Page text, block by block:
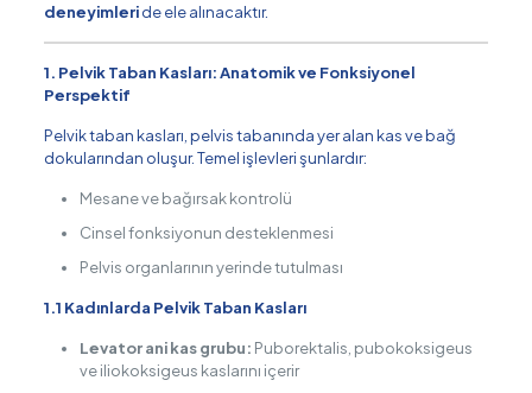
deneyimleride ele alınacaktır.
1. Pelvik Taban Kasları: Anatomik ve Fonksiyonel
Perspektif
Pelvik taban kasları, pelvis tabanında yer alan kas ve bağ
dokularından oluşur. Temel işlevleri şunlardır:
Mesane ve bağırsak kontrolü
Cinsel fonksiyonun desteklenmesi
Pelvis organlarının yerinde tutulması
1.1 Kadınlarda Pelvik Taban Kasları
Levator ani kas grubu: Puborektalis, pubokoksigeus
ve iliokoksigeus kaslarını içerir